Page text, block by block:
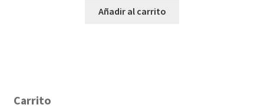
Añadir al carrito
Carrito